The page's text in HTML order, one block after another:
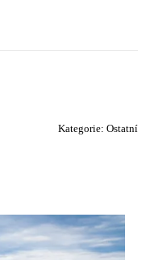
Kategorie: Ostatní